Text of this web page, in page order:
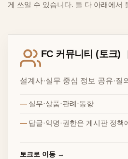
게 쓰일 수 있습니다. 둘 다 아래에서
FC 커뮤니티 (토크)
설계사·실무 중심 정보 공유·질
실무·상품·판례·동향
답글·익명·권한은 게시판 정책
토크로 이동 →